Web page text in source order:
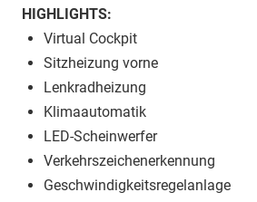
HIGHLIGHTS:
Virtual Cockpit
Sitzheizung vorne
Lenkradheizung
Klimaautomatik
LED-Scheinwerfer
Verkehrszeichenerkennung
Geschwindigkeitsregelanlage